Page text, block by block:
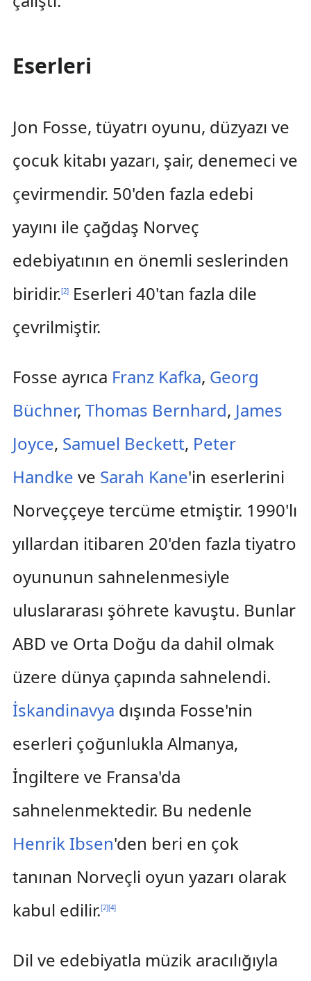
Eserleri
Jon Fosse, tüyatrı oyunu, düzyazı ve
çocuk kitabı yazarı, şair, denemeci ve
çevirmendir. 50'den fazla edebi
yayını ile çağdaş Norveç
edebiyatının en önemli seslerinden
biridir.[2]Eserleri 40'tan fazla dile
çevrilmiştir.
Fosse ayrıca Franz Kafka, Georg
Büchner, Thomas Bernhard, James
Joyce, Samuel Beckett, Peter
Handke ve Sarah Kane'in eserlerini
Norveççeye tercüme etmiştir. 1990'lı
yıllardan itibaren 20'den fazla tiyatro
oyununun sahnelenmesiyle
uluslararası şöhrete kavuştu. Bunlar
ABD ve Orta Doğu da dahil olmak
üzere dünya çapında sahnelendi.
İskandinavya dışında Fosse'nin
eserleri çoğunlukla Almanya,
İngiltere ve Fransa'da
sahnelenmektedir. Bu nedenle
Henrik Ibsen'den beri en çok
tanınan Norveçli oyun yazarı olarak
kabul edilir.[2][4]
Dil ve edebiyatla müzik aracılığıyla